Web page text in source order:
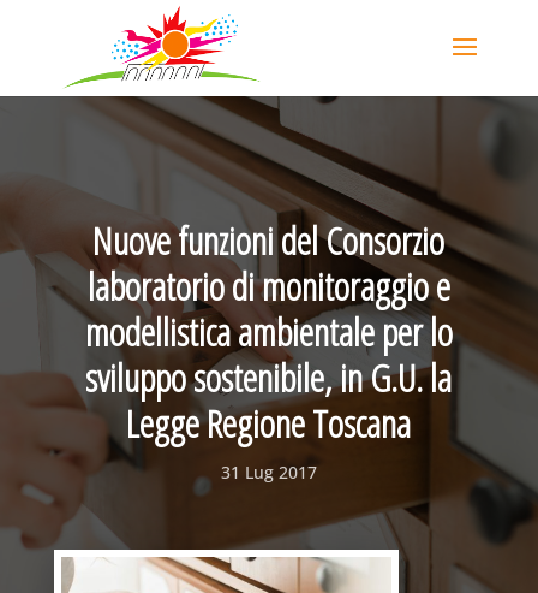
Nuove funzioni del Consorzio
laboratorio di monitoraggio e
modellistica ambientale per lo
sviluppo sostenibile, in G.U. la
Legge Regione Toscana
31 Lug 2017